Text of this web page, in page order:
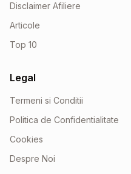
Disclaimer Afiliere
Articole
Top 10
Legal
Termeni si Conditii
Politica de Confidentialitate
Cookies
Despre Noi